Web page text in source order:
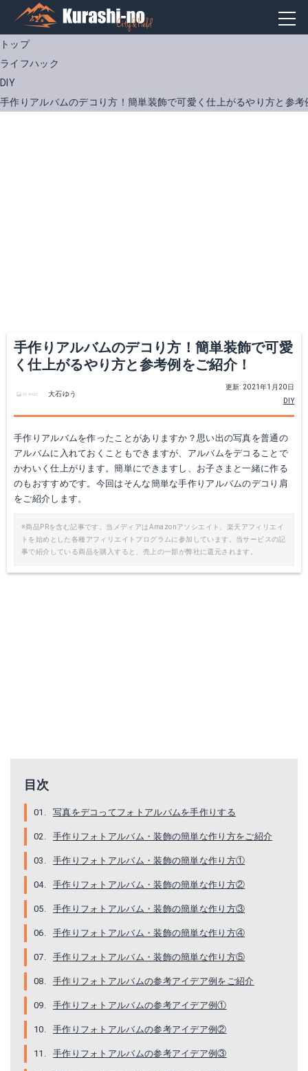
トップ
ライフハック
DIY
手作りアルバムのデコり方！簡単装飾で可愛く仕上がるやり方と参考
手作りアルバムのデコり方！簡単装飾で可愛
く仕上がるやり方と参考例をご紹介！
更新: 2021年1月20日
DIY
大石ゆう
手作りアルバムを作ったことがありますか？思い出の写真を普通の
アルバムに入れておくこともできますが、アルバムをデコることで
かわいく仕上がります。簡単にできますし、お子さまと一緒に作る
のもおすすめです。今回はそんな簡単な手作りアルバムのデコり肩
をご紹介します。
※商品PRを含む記事です。当メディアはAmazonアソシエイト、楽天アフィリエイ
トを始めとした各種アフィリエイトプログラムに参加しています。当サービスの記
事で紹介している商品を購入すると、売上の一部が弊社に還元されます。
目次
写真をデコってフォトアルバムを手作りする
手作りフォトアルバム・装飾の簡単な作り方をご紹介
手作りフォトアルバム・装飾の簡単な作り方①
手作りフォトアルバム・装飾の簡単な作り方②
手作りフォトアルバム・装飾の簡単な作り方③
手作りフォトアルバム・装飾の簡単な作り方④
手作りフォトアルバム・装飾の簡単な作り方⑤
手作りフォトアルバムの参考アイデア例をご紹介
手作りフォトアルバムの参考アイデア例①
手作りフォトアルバムの参考アイデア例②
手作りフォトアルバムの参考アイデア例③